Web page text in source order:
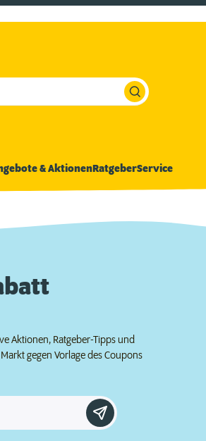
& AktionenRatgeberService
Aktionen, Ratgeber-Tipps und
gegen Vorlage des Coupons